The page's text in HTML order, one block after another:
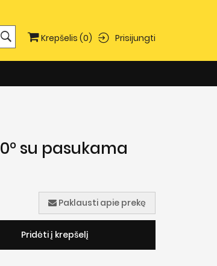
Krepšelis (0) Prisijungti
su pasukama
Paklausti apie prekę
Pridėti į krepšelį